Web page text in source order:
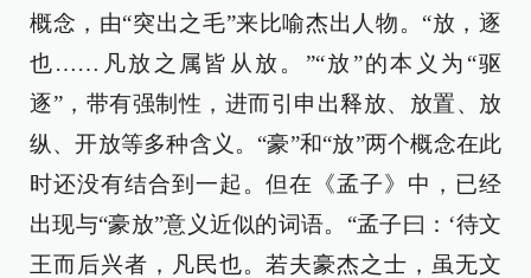
概念，由“突出之毛”来比喻杰出人物。“放，逐
也……凡放之属皆从放。”“放”的本义为“驱
逐”，带有强制性，进而引申出释放、放置、放
纵、开放等多种含义。“豪”和“放”两个概念在此
时还没有结合到一起。但在《孟子》中，已经
出现与“豪放”意义近似的词语。“孟子曰：‘待文
王而后兴者，凡民也。若夫豪杰之士，虽无文